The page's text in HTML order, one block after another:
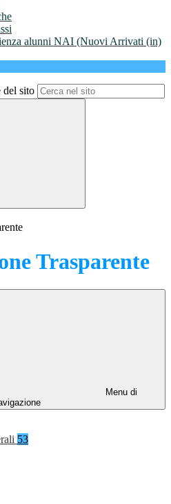
alunni NAI (Nuovi Arrivati (in)
del sito
Trasparente
Menu di
53